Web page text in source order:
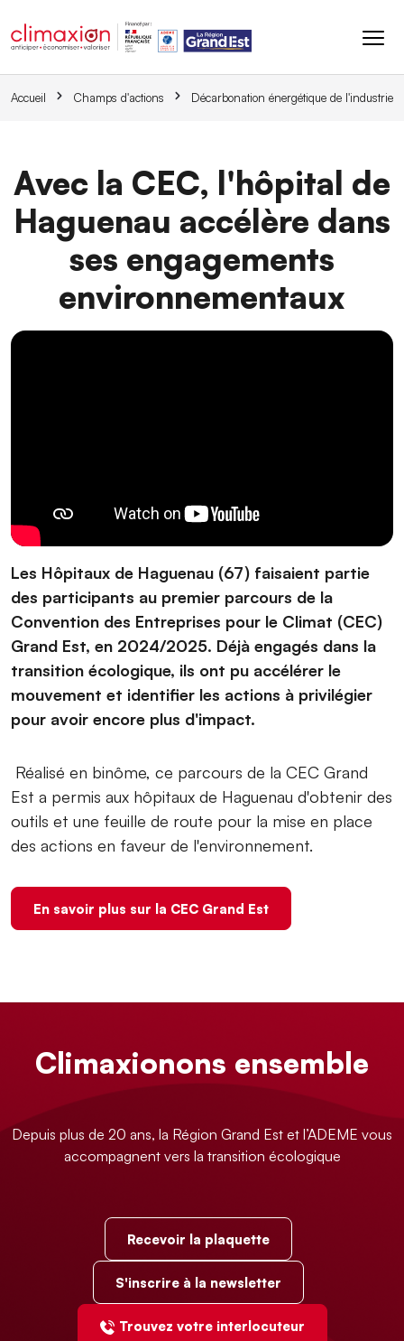
Accueil Champs d'actions Décarbonation énergétique de l'industrie
Avec la CEC, l'hôpital de
Haguenau accélère dans
ses engagements
environnementaux
Les Hôpitaux de Haguenau (67) faisaient partie
des participants au premier parcours de la
⁨Convention des Entreprises pour le Climat (CEC)
Grand Est, en 2024/2025. Déjà engagés dans la
transition écologique, ils ont pu accélérer le
mouvement et identifier les actions à privilégier
pour avoir encore plus d'impact.
Réalisé en binôme, ce parcours de la CEC Grand
Est a permis aux hôpitaux de Haguenau d'obtenir des
outils et une feuille de route pour la mise en place
des actions en faveur de l'environnement.
En savoir plus sur la CEC Grand Est
Climaxionons ensemble
Depuis plus de 20 ans, la Région Grand Est et l’ADEME vous
accompagnent vers la transition écologique
Recevoir la plaquette
S'inscrire à la newsletter
Trouvez votre interlocuteur